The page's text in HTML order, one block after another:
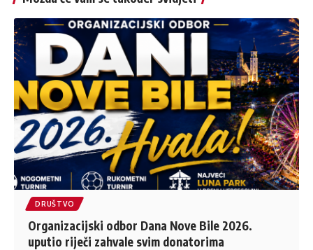
DRUŠTVO
Organizacijski odbor Dana Nove Bile 2026.
uputio riječi zahvale svim donatorima